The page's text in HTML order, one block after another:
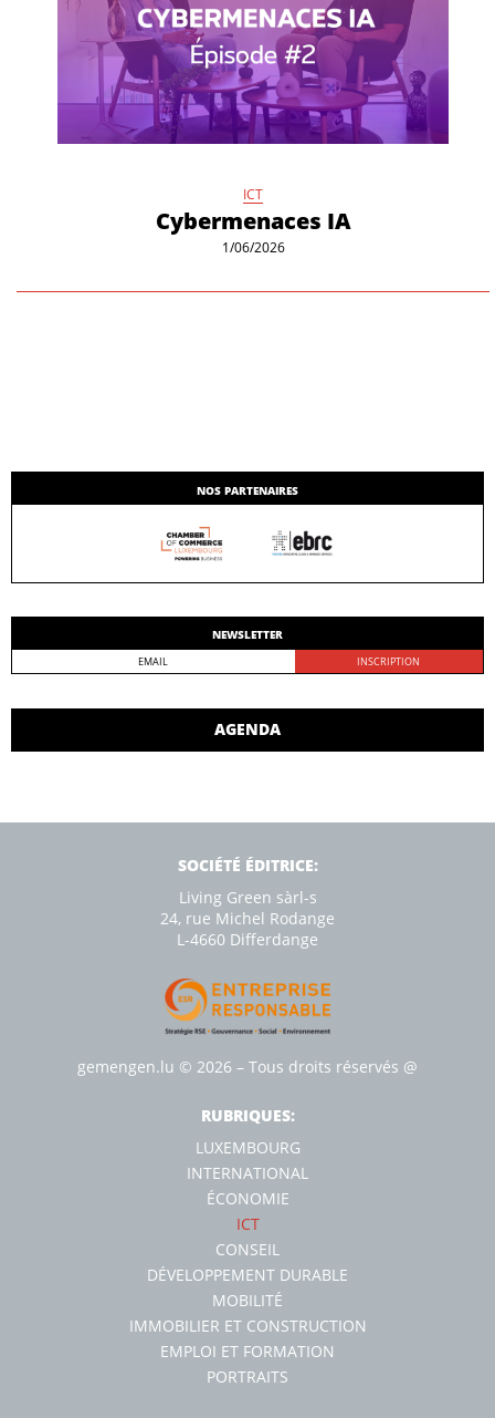
ICT
Cybermenaces IA
1/06/2026
NOS PARTENAIRES
NEWSLETTER
AGENDA
SOCIÉTÉ ÉDITRICE:
Living Green sàrl-s
24, rue Michel Rodange
L-4660 Diﬀerdange
gemengen.lu © 2026 – Tous droits réservés @
RUBRIQUES:
LUXEMBOURG
INTERNATIONAL
ÉCONOMIE
ICT
CONSEIL
DÉVELOPPEMENT DURABLE
MOBILITÉ
IMMOBILIER ET CONSTRUCTION
EMPLOI ET FORMATION
PORTRAITS